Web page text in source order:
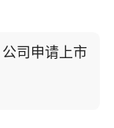
司申请上市